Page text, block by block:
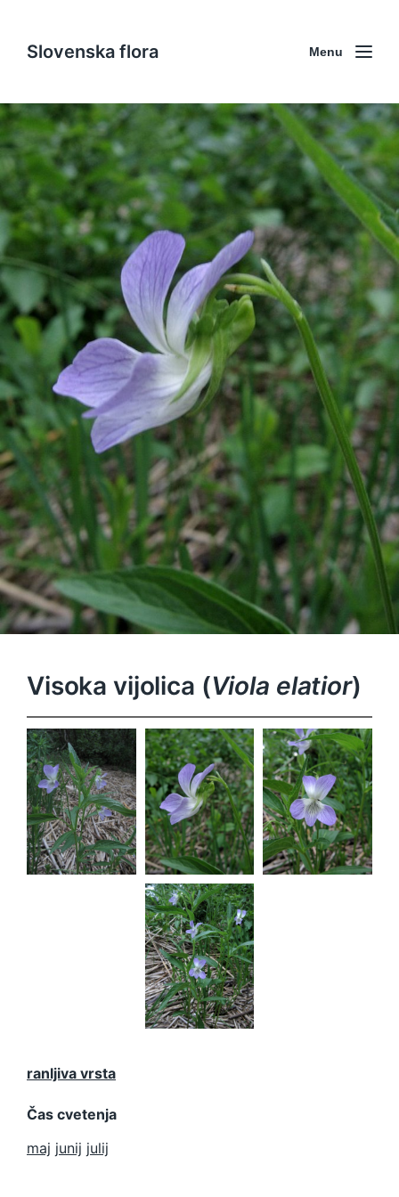
Slovenska flora Menu
Visoka vijolica (Viola elatior)
Viola
elatior
Viola
elatior
Viola
elatior
Viola
elatior
ranljiva vrsta
Čas cvetenja
maj junij julij